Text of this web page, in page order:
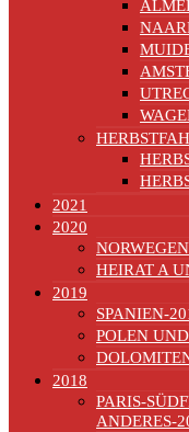
2021
2020
NORWEGEN
HEIRAT A
2019
SPANIEN-
POLEN
2018
PARIS-
ANDERES-